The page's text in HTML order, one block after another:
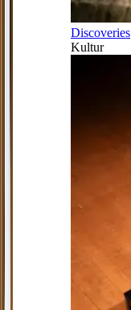
Discoveries
Kultur